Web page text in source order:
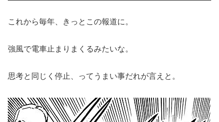
これから毎年、きっとこの報道に。
強風で電車止まりまくるみたいな。
思考と同じく停止、ってうまい事だれが言えと。